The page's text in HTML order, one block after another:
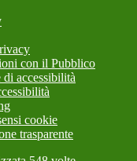
con il Pubblico
accessibilità
cookie
trasparente